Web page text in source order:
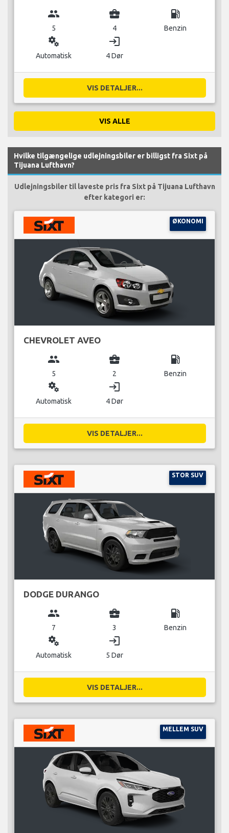
group
5
business_center
4
local_gas_station
Benzin
miscellaneous_services
Automatisk
login
4 Dør
VIS DETALJER...
VIS ALLE
Hvilke tilgængelige udlejningsbiler er billigst fra Sixt på
Tijuana Lufthavn?
Udlejningsbiler til laveste pris fra Sixt på Tijuana Lufthavn
efter kategori er:
ØKONOMI
CHEVROLET AVEO
group
5
business_center
2
local_gas_station
Benzin
miscellaneous_services
Automatisk
login
4 Dør
VIS DETALJER...
STOR SUV
DODGE DURANGO
group
7
business_center
3
local_gas_station
Benzin
miscellaneous_services
Automatisk
login
5 Dør
VIS DETALJER...
MELLEM SUV